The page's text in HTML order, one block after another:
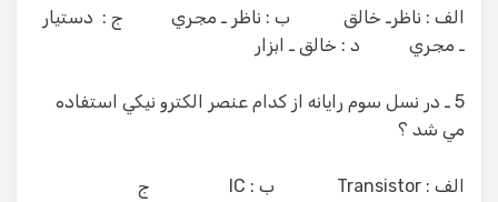
الف : ناظرـ خالق ب : ناظر ـ مجري ج : دستيار
ـ مجري د : خالق ـ ابزار
5 ـ در نسل سوم رايانه از كدام عنصر الكترو نيكي استفاده
مي شد ؟
الف : Transistor ب : IC ج